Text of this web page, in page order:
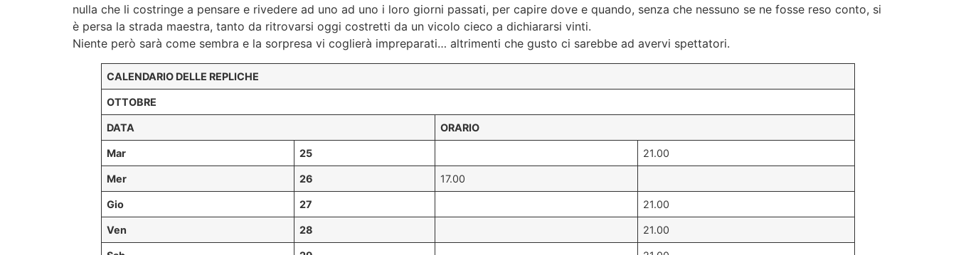
nulla che li costringe a pensare e rivedere ad uno ad uno i loro giorni passati, per capire dove e quando, senza che nessuno se ne fosse reso conto, si
è persa la strada maestra, tanto da ritrovarsi oggi costretti da un vicolo cieco a dichiararsi vinti.
Niente però sarà come sembra e la sorpresa vi coglierà impreparati… altrimenti che gusto ci sarebbe ad avervi spettatori.
CALENDARIO DELLE REPLICHE
OTTOBRE
DATA ORARIO
Mar 25 21.00
Mer 26 17.00
Gio 27 21.00
Ven 28 21.00